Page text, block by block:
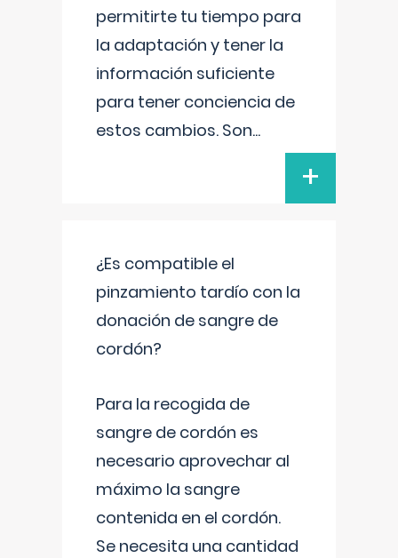
permitirte tu tiempo para
la adaptación y tener la
información suficiente
para tener conciencia de
estos cambios. Son...
+
¿Es compatible el
pinzamiento tardío con la
donación de sangre de
cordón?
Para la recogida de
sangre de cordón es
necesario aprovechar al
máximo la sangre
contenida en el cordón.
Se necesita una cantidad